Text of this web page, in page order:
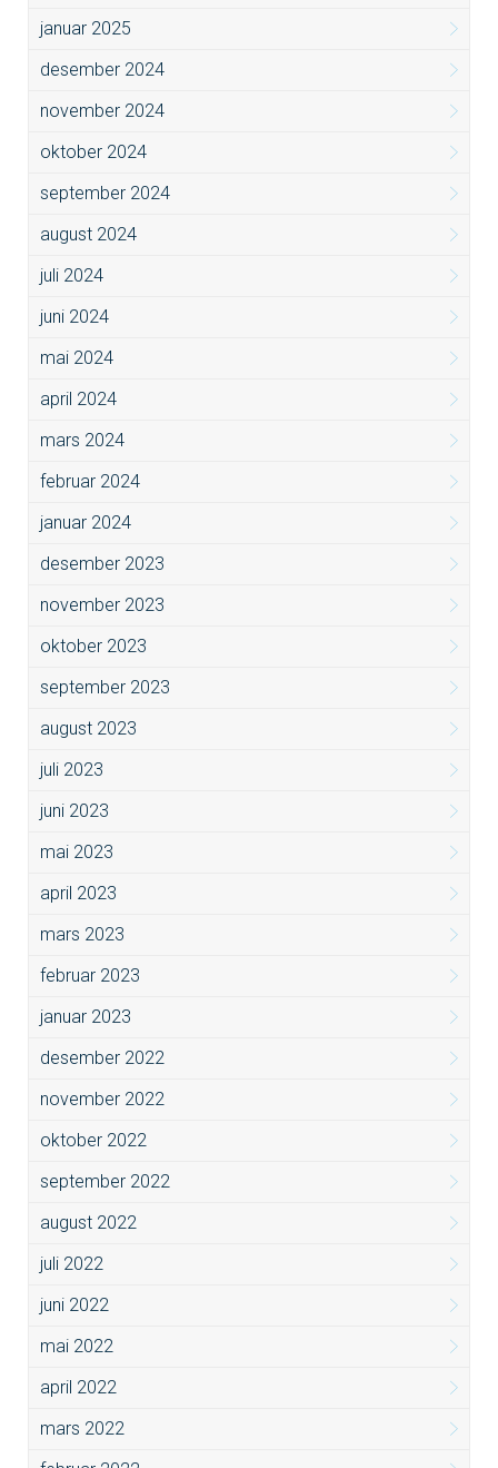
januar 2025
desember 2024
november 2024
oktober 2024
september 2024
august 2024
juli 2024
juni 2024
mai 2024
april 2024
mars 2024
februar 2024
januar 2024
desember 2023
november 2023
oktober 2023
september 2023
august 2023
juli 2023
juni 2023
mai 2023
april 2023
mars 2023
februar 2023
januar 2023
desember 2022
november 2022
oktober 2022
september 2022
august 2022
juli 2022
juni 2022
mai 2022
april 2022
mars 2022